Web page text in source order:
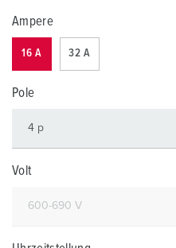
Ampere
16 A 32 A
Pole
Volt